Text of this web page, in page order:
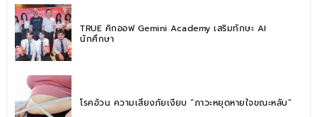
TRUE คิกออฟ Gemini Academy เสริมทักษะ AI
นักศึกษา
โรคอ้วน ความเสี่ยงภัยเงียบ “ภาวะหยุดหายใจขณะหลับ”